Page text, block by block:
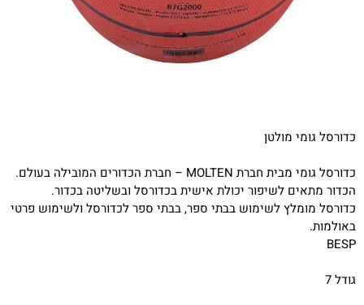
כדורסל גומי מולטן
כדורסל גומי מבית חברת MOLTEN – חברת הכדורים המובילה בעולם.
הכדור מתאים לשיפור יכולת אישית בכדורסל ובשליטה בכדור.
כדורסל מומלץ לשימוש בבתי ספר, בבתי ספר לכדורסל ולשימוש פרטי
באולמות.
BESP
גודל 7